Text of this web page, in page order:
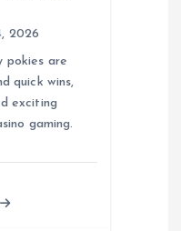
2026
pokies are
quick wins,
exciting
gaming.